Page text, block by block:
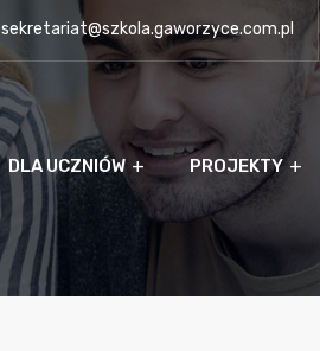
sekretariat@szkola.gaworzyce.com.pl
DLA UCZNIÓW PROJEKTY